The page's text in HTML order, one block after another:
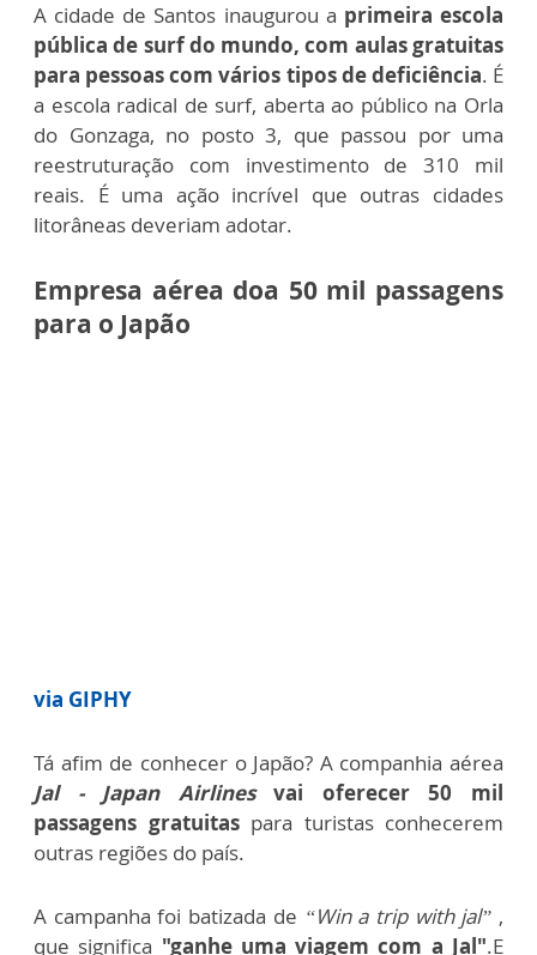
A cidade de Santos inaugurou a primeira escola
pública de surf do mundo, com aulas gratuitas
para pessoas com vários tipos de deficiência. É
a escola radical de surf, aberta ao público na Orla
do Gonzaga, no posto 3, que passou por uma
reestruturação com investimento de 310 mil
reais. É uma ação incrível que outras cidades
litorâneas deveriam adotar.
Empresa aérea doa 50 mil passagens
para o Japão
via GIPHY
Tá afim de conhecer o Japão? A companhia aérea
Jal - Japan Airlinesvai oferecer 50 mil
passagens gratuitaspara turistas conhecerem
outras regiões do país.
A campanha foi batizada de “Win a trip with jal” ,
que significa "ganhe uma viagem com a Jal".E